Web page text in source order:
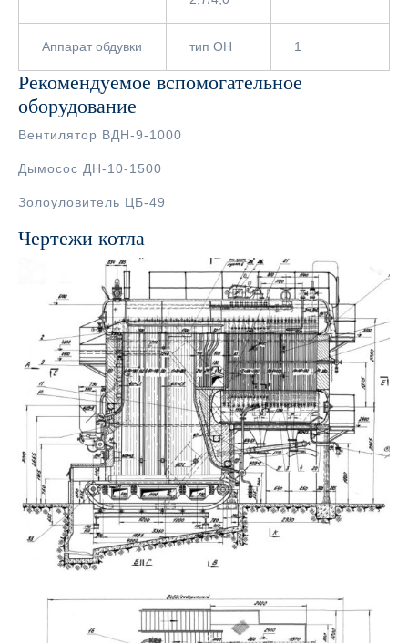
Аппарат обдувки тип ОН 1
Рекомендуемое вспомогательное
оборудование
Вентилятор ВДН-9-1000
Дымосос ДН-10-1500
Золоуловитель ЦБ-49
Чертежи котла